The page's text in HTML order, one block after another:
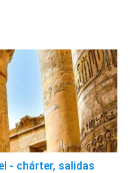
- chárter, salidas